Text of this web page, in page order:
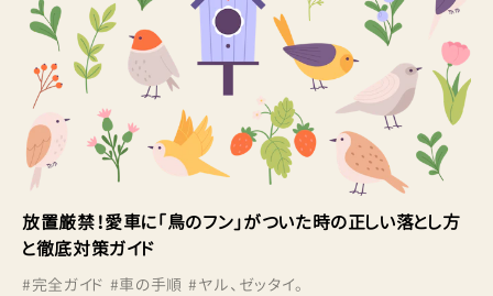
放置厳禁！愛車に「鳥のフン」がついた時の正しい落とし方
と徹底対策ガイド
#完全ガイド #車の手順 #ヤル、ゼッタイ。